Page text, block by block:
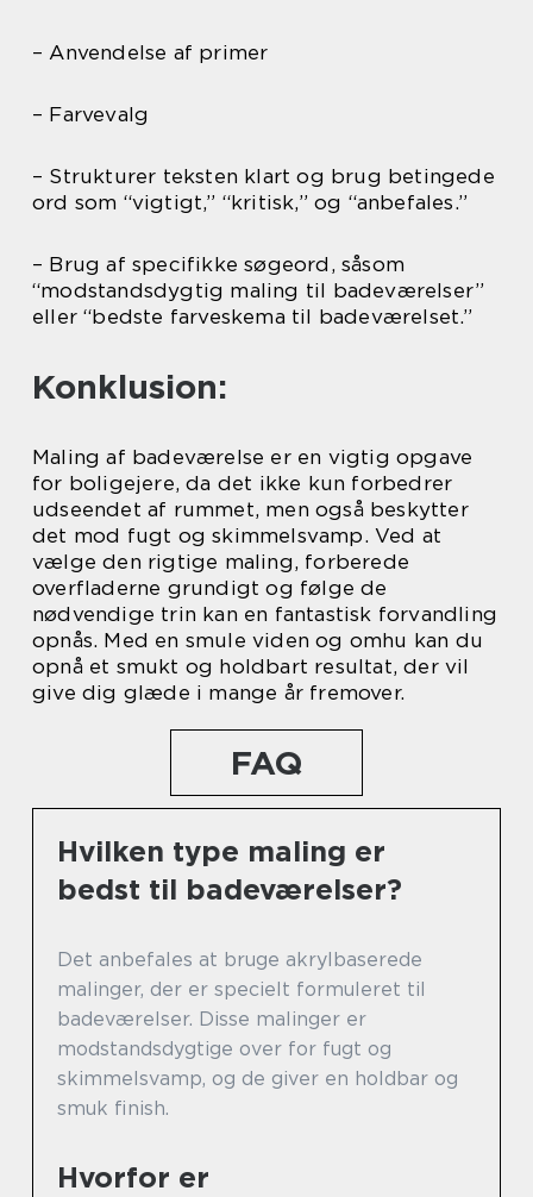
– Anvendelse af primer
– Farvevalg
– Strukturer teksten klart og brug betingede
ord som “vigtigt,” “kritisk,” og “anbefales.”
– Brug af specifikke søgeord, såsom
“modstandsdygtig maling til badeværelser”
eller “bedste farveskema til badeværelset.”
Konklusion:
Maling af badeværelse er en vigtig opgave
for boligejere, da det ikke kun forbedrer
udseendet af rummet, men også beskytter
det mod fugt og skimmelsvamp. Ved at
vælge den rigtige maling, forberede
overfladerne grundigt og følge de
nødvendige trin kan en fantastisk forvandling
opnås. Med en smule viden og omhu kan du
opnå et smukt og holdbart resultat, der vil
give dig glæde i mange år fremover.
FAQ
Hvilken type maling er
bedst til badeværelser?
Det anbefales at bruge akrylbaserede
malinger, der er specielt formuleret til
badeværelser. Disse malinger er
modstandsdygtige over for fugt og
skimmelsvamp, og de giver en holdbar og
smuk finish.
Hvorfor er